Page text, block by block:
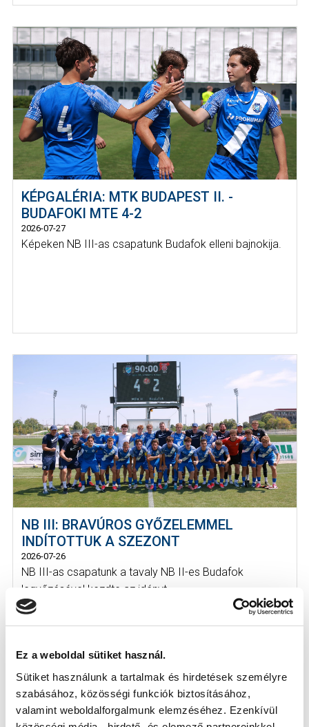
Ez a weboldal sütiket használ.
Sütiket használunk a tartalmak és hirdetések személyre
szabásához, közösségi funkciók biztosításához,
valamint weboldalforgalmunk elemzéséhez. Ezenkívül
KÉPGALÉRIA: MTK BUDAPEST II. -
BUDAFOKI MTE 4-2
2026-07-27
Képeken NB III-as csapatunk Budafok elleni bajnokija.
NB III: BRAVÚROS GYŐZELEMMEL
INDÍTOTTUK A SZEZONT
2026-07-26
NB III-as csapatunk a tavaly NB II-es Budafok
legyőzésével kezdte az idényt.